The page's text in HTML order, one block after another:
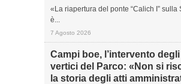
«La riapertura del ponte “Calich I” sulla
è...
7 Agosto 2026
Campi boe, l’intervento
vertici del Parco: «Non si
la storia degli atti